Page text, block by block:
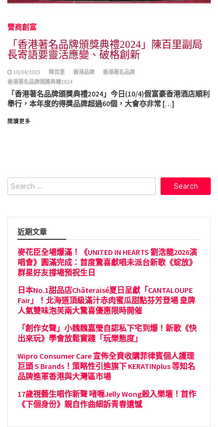
營商創富
「香港著名品牌頒獎典禮2024」陳百里副局
長寄語要靈活應變、破格創新
10/04/2025 陳百里 香港品牌
香港著名品牌
香港著名品牌頒獎典禮2024
「香港著名品牌頒獎典禮2024」今日(10/4)假富豪香港酒店順利
舉行，本年度的得獎品牌超過60個，大會亦非常 […]
閱讀更多
Search
for:
近期文章
麥花臣全場爆滿！《UNITED IN HEARTS 劉浩龍2026演
唱會》圓滿完成：首度驚喜獻唱未派台新歌《綻放》
群星好友撐場預祝生日
日本No.1甜品店Châteraisé夏日呈獻「CANTALOUPE
Fair」！北海道頂級滿汁赤肉蜜瓜甜點芬芳登場 皇牌
人氣雙味泡芙兩大驚喜優惠限時開催
「創作女聲」小魏魏嘉瑩自認私下宅到爆！新歌《快
出來玩》學會放鬆實踐「玩樂態度」
Wipro Consumer Care 宣佈全資收購菲律賓個人護理
巨頭 S Brands！策略性引進旗下 KERATINplus 等知名
品牌進軍香港與大灣區市場
17歲視藝生唱作新聲 啫喱Jelly Wong殺入樂壇！首作
《下個身份》親自作曲細訴青春遺憾